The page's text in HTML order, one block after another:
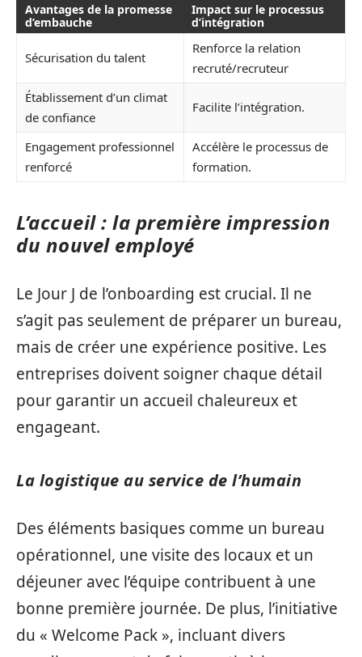
Avantages de la promesse
d’embauche
Impact sur le processus
d’intégration
Sécurisation du talent
Renforce la relation
recruté/recruteur
Établissement d’un climat
de confiance
Facilite l’intégration.
Engagement professionnel
renforcé
Accélère le processus de
formation.
L’accueil : la première impression
du nouvel employé
Le Jour J de l’onboarding est crucial. Il ne
s’agit pas seulement de préparer un bureau,
mais de créer une expérience positive. Les
entreprises doivent soigner chaque détail
pour garantir un accueil chaleureux et
engageant.
La logistique au service de l’humain
Des éléments basiques comme un bureau
opérationnel, une visite des locaux et un
déjeuner avec l’équipe contribuent à une
bonne première journée. De plus, l’initiative
du « Welcome Pack », incluant divers